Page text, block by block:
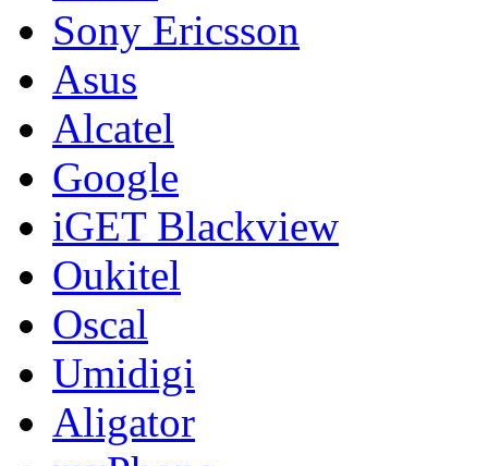
Sony Ericsson
Asus
Alcatel
Google
iGET Blackview
Oukitel
Oscal
Umidigi
Aligator